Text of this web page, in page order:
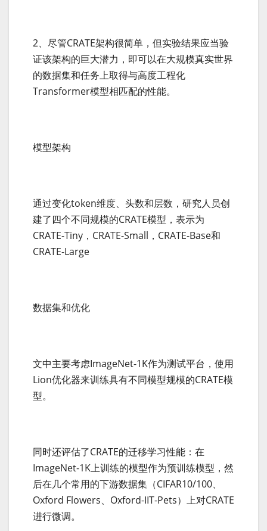
2、尽管CRATE架构很简单，但实验结果应当验
证该架构的巨大潜力，即可以在大规模真实世界
的数据集和任务上取得与高度工程化
Transformer模型相匹配的性能。
模型架构
通过变化token维度、头数和层数，研究人员创
建了四个不同规模的CRATE模型，表示为
CRATE-Tiny，CRATE-Small，CRATE-Base和
CRATE-Large
数据集和优化
文中主要考虑ImageNet-1K作为测试平台，使用
Lion优化器来训练具有不同模型规模的CRATE模
型。
同时还评估了CRATE的迁移学习性能：在
ImageNet-1K上训练的模型作为预训练模型，然
后在几个常用的下游数据集（CIFAR10/100、
Oxford Flowers、Oxford-IIT-Pets）上对CRATE
进行微调。